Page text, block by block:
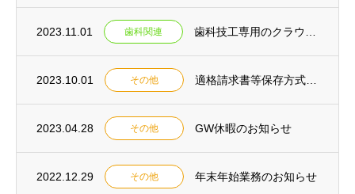
2023.11.01 歯科関連
2023.10.01 その他
2023.04.28 その他 GW休暇のお知らせ
2022.12.29 その他 年末年始業務のお知らせ